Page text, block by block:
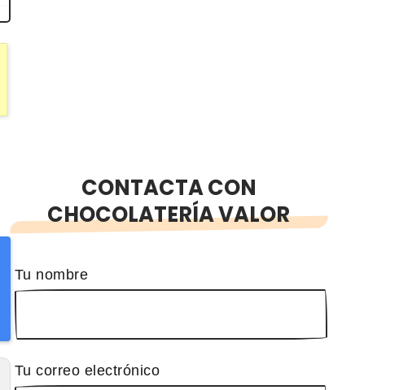
CONTACTA CON
CHOCOLATERÍA VALOR
Tu nombre
Tu correo electrónico